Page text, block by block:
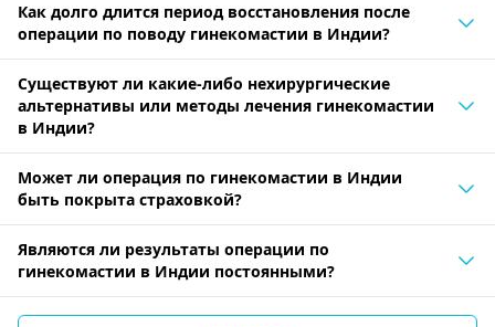
Как долго длится период восстановления после
операции по поводу гинекомастии в Индии?
Существуют ли какие-либо нехирургические
альтернативы или методы лечения гинекомастии
в Индии?
Может ли операция по гинекомастии в Индии
быть покрыта страховкой?
Являются ли результаты операции по
гинекомастии в Индии постоянными?